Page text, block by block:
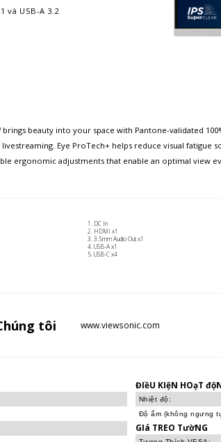
và USB-A 3.2
beauty into your space with Pantone-validated
Eye ProTech+ helps reduce visual fatigue
ergonomic adjustments that enable an optimal view
DC In
HDMI x1
3.5mm Audio Out x1
USB-A x1
USB-C x4
tôi www.viewsonic.com
ĐIềU KIệN HOạT
Nhiệt độ:
Độ ẩm (không ngưng
GIá TREO TườNG